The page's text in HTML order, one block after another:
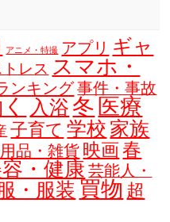
アニメ・特撮 アプリ ギャ
トレス スマホ・
ンキング事件・事故
入浴 冬 医療
子育て 学校 家族
品・雑貨 映画 春
・健康 芸能人・
・服装 買物 超